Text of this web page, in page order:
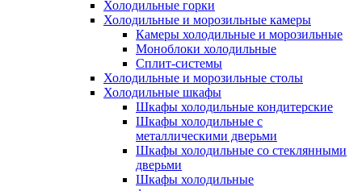
Холодильные горки
Холодильные и морозильные камеры
Камеры холодильные и морозильные
Моноблоки холодильные
Сплит-системы
Холодильные и морозильные столы
Холодильные шкафы
Шкафы холодильные кондитерские
Шкафы холодильные с
металлическими дверьми
Шкафы холодильные со стеклянными
дверьми
Шкафы холодильные